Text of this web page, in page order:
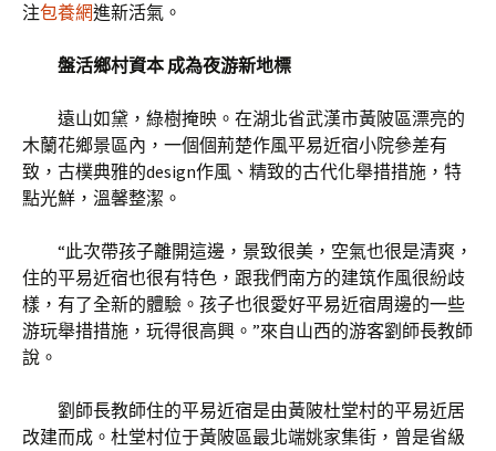
注包養網進新活氣。
盤活鄉村資本 成為夜游新地標
遠山如黛，綠樹掩映。在湖北省武漢市黃陂區漂亮的
木蘭花鄉景區內，一個個荊楚作風平易近宿小院參差有
致，古樸典雅的design作風、精致的古代化舉措措施，特
點光鮮，溫馨整潔。
“此次帶孩子離開這邊，景致很美，空氣也很是清爽，
住的平易近宿也很有特色，跟我們南方的建筑作風很紛歧
樣，有了全新的體驗。孩子也很愛好平易近宿周邊的一些
游玩舉措措施，玩得很高興。”來自山西的游客劉師長教師
說。
劉師長教師住的平易近宿是由黃陂杜堂村的平易近居
改建而成。杜堂村位于黃陂區最北端姚家集街，曾是省級